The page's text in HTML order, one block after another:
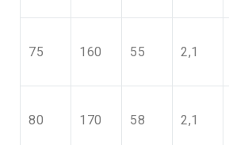
75 160 55 2,1
80 170 58 2,1